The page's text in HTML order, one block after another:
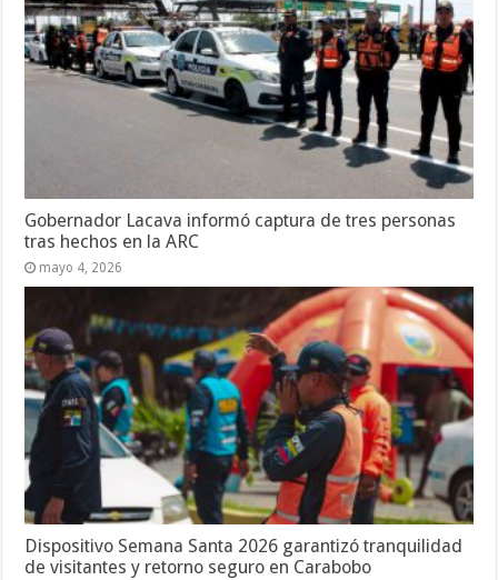
Gobernador Lacava informó captura de tres personas
tras hechos en la ARC
mayo 4, 2026
Dispositivo Semana Santa 2026 garantizó tranquilidad
de visitantes y retorno seguro en Carabobo